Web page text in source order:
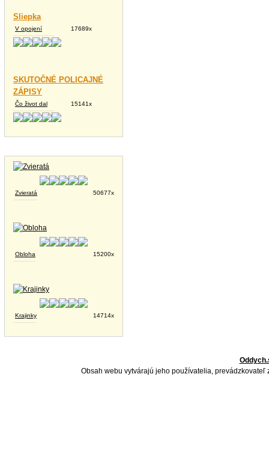
Sliepka
V opojení 17689x
SKUTOČNÉ POLICAJNÉ
ZÁPISY
Čo život dal 15141x
Zvieratá 50677x
Obloha 15200x
Krajinky 14714x
Obsah webu vytvárajú jeho používatelia,